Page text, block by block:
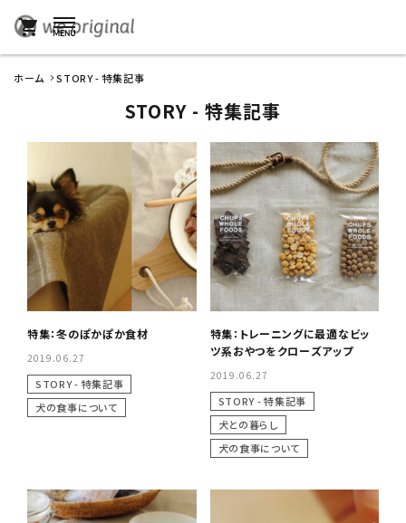
shopping_cart
ホーム STORY - 特集記事
STORY - 特集記事
特集：冬のぽかぽか食材
2019.06.27
STORY - 特集記事
犬の食事について
特集：トレーニングに最適なビッ
ツ系おやつをクローズアップ
2019.06.27
STORY - 特集記事
犬との暮らし
犬の食事について